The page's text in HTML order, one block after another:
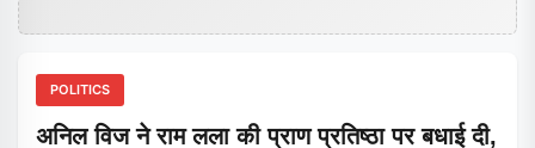
POLITICS
अनिल विज ने राम लला की प्राण प्रतिष्ठा पर बधाई दी,